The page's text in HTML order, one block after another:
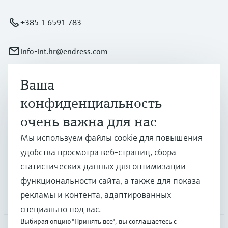
+385 1 6591 783
info-int.hr@endress.com
Продукты и услуги
Отрасли
Поддержка
Компания
Ваша
конфиденциальность
очень важна для нас
Мы используем файлы cookie для повышения
удобства просмотра веб-страниц, сбора
статистических данных для оптимизации
функциональности сайта, а также для показа
рекламы и контента, адаптированных
специально под вас.
Выбирая опцию "Принять все", вы соглашаетесь с